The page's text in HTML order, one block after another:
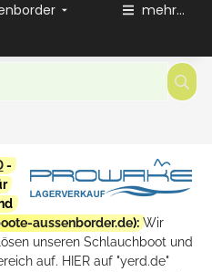
mehr...
-
aussenborder.de): Wir
unseren Schlauchboot und
auf. HIER auf "yerd.de"